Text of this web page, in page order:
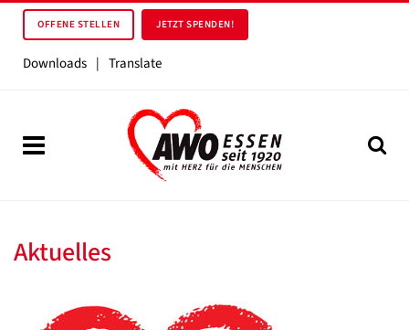
OFFENE STELLEN JETZT SPENDEN!
Downloads | Translate
Aktuelles